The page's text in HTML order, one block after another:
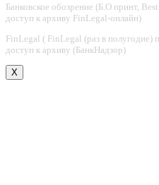
Банковское обозрение (Б.О принт,
доступ к архиву FinLegal-онлайн)
FinLegal ( FinLegal (раз в полугодие)
доступ к архиву (БанкНадзор)
X